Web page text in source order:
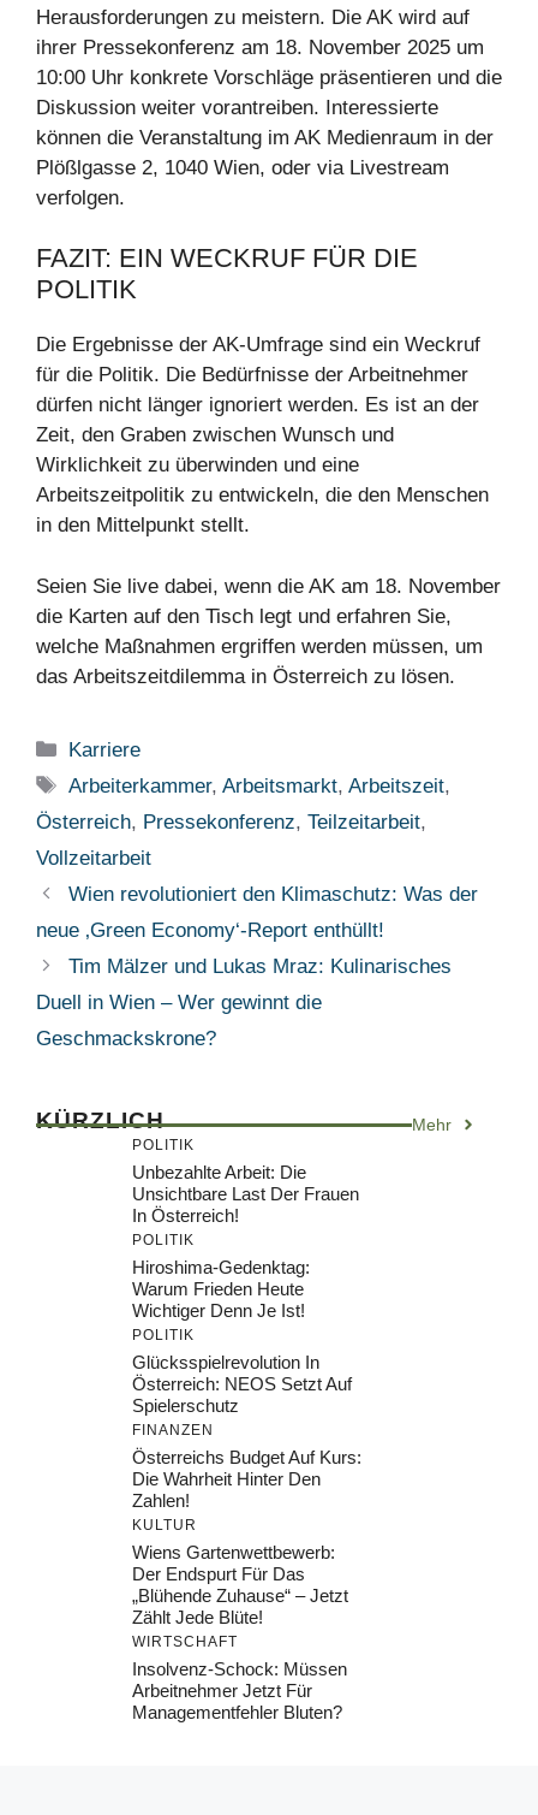
Herausforderungen zu meistern. Die AK wird auf
ihrer Pressekonferenz am 18. November 2025 um
10:00 Uhr konkrete Vorschläge präsentieren und die
Diskussion weiter vorantreiben. Interessierte
können die Veranstaltung im AK Medienraum in der
Plößlgasse 2, 1040 Wien, oder via Livestream
verfolgen.
FAZIT: EIN WECKRUF FÜR DIE
POLITIK
Die Ergebnisse der AK-Umfrage sind ein Weckruf
für die Politik. Die Bedürfnisse der Arbeitnehmer
dürfen nicht länger ignoriert werden. Es ist an der
Zeit, den Graben zwischen Wunsch und
Wirklichkeit zu überwinden und eine
Arbeitszeitpolitik zu entwickeln, die den Menschen
in den Mittelpunkt stellt.
Seien Sie live dabei, wenn die AK am 18. November
die Karten auf den Tisch legt und erfahren Sie,
welche Maßnahmen ergriffen werden müssen, um
das Arbeitszeitdilemma in Österreich zu lösen.
Kategorien
Karriere
Schlagwörter
Arbeiterkammer,Arbeitsmarkt,Arbeitszeit,
Österreich, Pressekonferenz, Teilzeitarbeit,
Vollzeitarbeit
Wien revolutioniert den Klimaschutz: Was der
neue ‚Green Economy‘-Report enthüllt!
Tim Mälzer und Lukas Mraz: Kulinarisches
Duell in Wien – Wer gewinnt die
Geschmackskrone?
KÜRZLICH Mehr
POLITIK
Unbezahlte Arbeit: Die
Unsichtbare Last Der Frauen
In Österreich!
POLITIK
Hiroshima-Gedenktag:
Warum Frieden Heute
Wichtiger Denn Je Ist!
POLITIK
Glücksspielrevolution In
Österreich: NEOS Setzt Auf
Spielerschutz
FINANZEN
Österreichs Budget Auf Kurs:
Die Wahrheit Hinter Den
Zahlen!
KULTUR
Wiens Gartenwettbewerb:
Der Endspurt Für Das
„Blühende Zuhause“ – Jetzt
Zählt Jede Blüte!
WIRTSCHAFT
Insolvenz-Schock: Müssen
Arbeitnehmer Jetzt Für
Managementfehler Bluten?